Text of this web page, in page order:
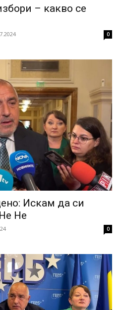
– какво се
0
Искам да си
Не
0